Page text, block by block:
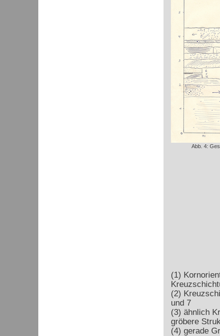
Abb. 4:
(1)
(2)
und 7
(3) ähnlich
gröbere
(4) gerade